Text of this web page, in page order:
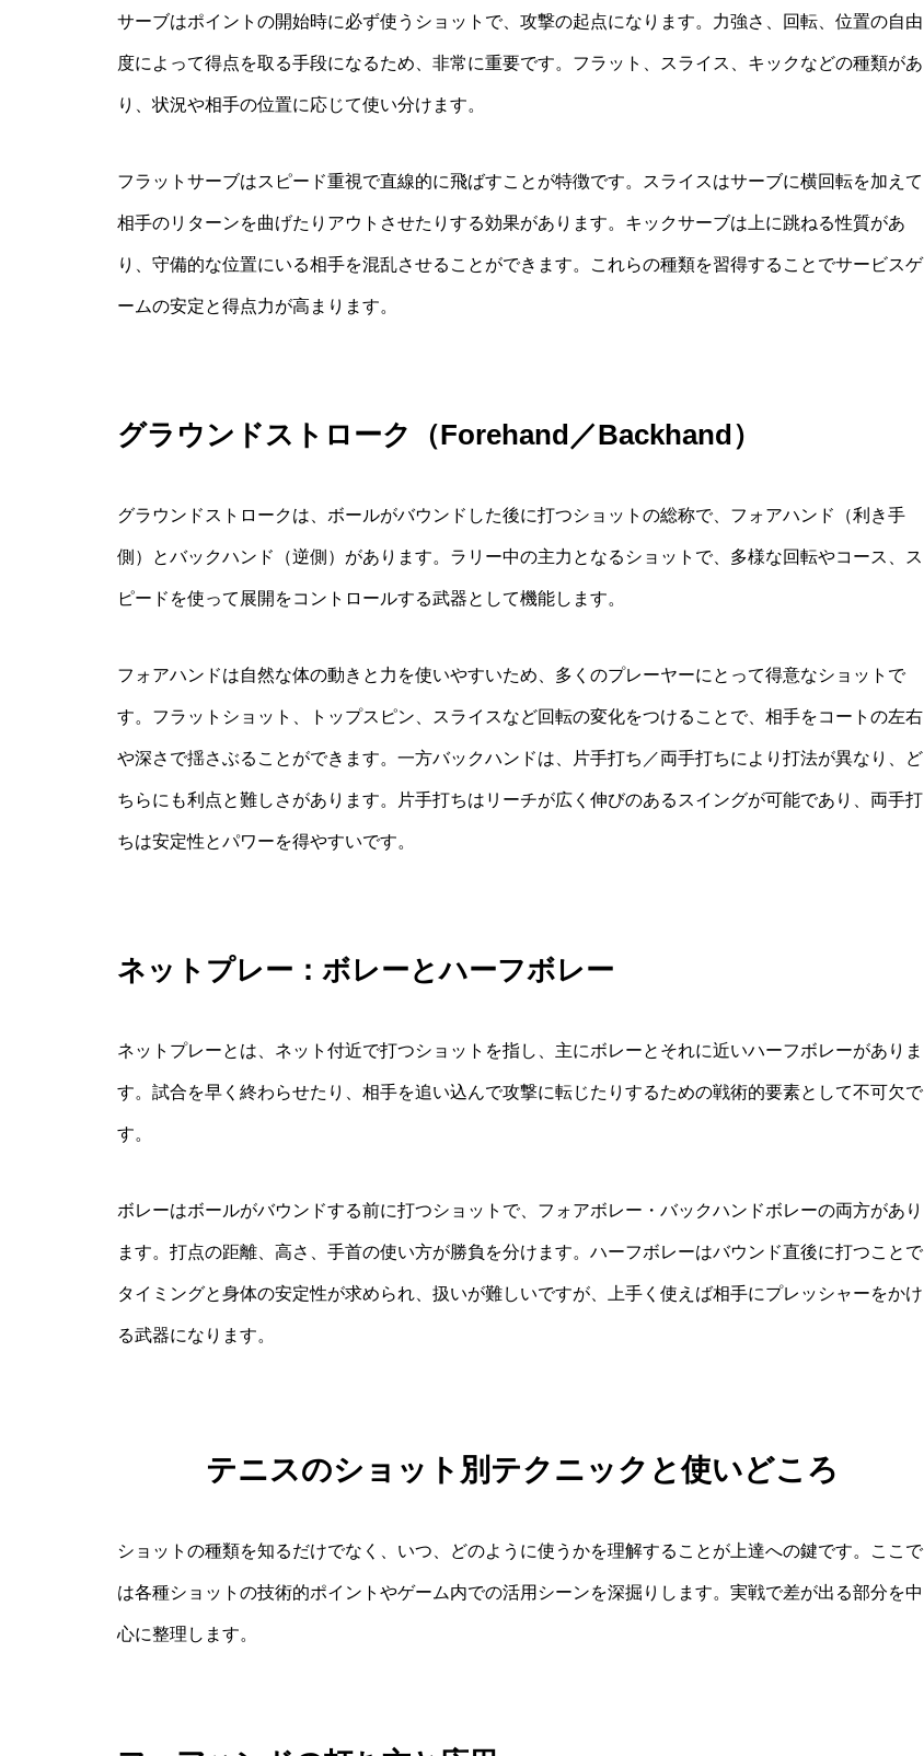
サーブはポイントの開始時に必ず使うショットで、攻撃の起点になります。力強さ、回転、位置の自由
度によって得点を取る手段になるため、非常に重要です。フラット、スライス、キックなどの種類があ
り、状況や相手の位置に応じて使い分けます。
フラットサーブはスピード重視で直線的に飛ばすことが特徴です。スライスはサーブに横回転を加えて
相手のリターンを曲げたりアウトさせたりする効果があります。キックサーブは上に跳ねる性質があ
り、守備的な位置にいる相手を混乱させることができます。これらの種類を習得することでサービスゲ
ームの安定と得点力が高まります。
グラウンドストローク（Forehand／Backhand）
グラウンドストロークは、ボールがバウンドした後に打つショットの総称で、フォアハンド（利き手
側）とバックハンド（逆側）があります。ラリー中の主力となるショットで、多様な回転やコース、ス
ピードを使って展開をコントロールする武器として機能します。
フォアハンドは自然な体の動きと力を使いやすいため、多くのプレーヤーにとって得意なショットで
す。フラットショット、トップスピン、スライスなど回転の変化をつけることで、相手をコートの左右
や深さで揺さぶることができます。一方バックハンドは、片手打ち／両手打ちにより打法が異なり、ど
ちらにも利点と難しさがあります。片手打ちはリーチが広く伸びのあるスイングが可能であり、両手打
ちは安定性とパワーを得やすいです。
ネットプレー：ボレーとハーフボレー
ネットプレーとは、ネット付近で打つショットを指し、主にボレーとそれに近いハーフボレーがありま
す。試合を早く終わらせたり、相手を追い込んで攻撃に転じたりするための戦術的要素として不可欠で
す。
ボレーはボールがバウンドする前に打つショットで、フォアボレー・バックハンドボレーの両方があり
ます。打点の距離、高さ、手首の使い方が勝負を分けます。ハーフボレーはバウンド直後に打つことで
タイミングと身体の安定性が求められ、扱いが難しいですが、上手く使えば相手にプレッシャーをかけ
る武器になります。
テニスのショット別テクニックと使いどころ
ショットの種類を知るだけでなく、いつ、どのように使うかを理解することが上達への鍵です。ここで
は各種ショットの技術的ポイントやゲーム内での活用シーンを深掘りします。実戦で差が出る部分を中
心に整理します。